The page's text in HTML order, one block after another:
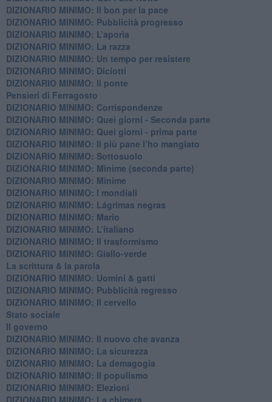
DIZIONARIO MINIMO: ​Il bon per la pace
DIZIONARIO MINIMO: Pubblicità progresso
DIZIONARIO MINIMO: L’aporìa
DIZIONARIO MINIMO: La razza
DIZIONARIO MINIMO: Un tempo per resistere
DIZIONARIO MINIMO: Diciotti
DIZIONARIO MINIMO: Il ponte
Pensieri di Ferragosto
DIZIONARIO MINIMO: Corrispondenze
DIZIONARIO MINIMO: Quei giorni - Seconda parte
DIZIONARIO MINIMO: Quei giorni - prima parte
DIZIONARIO MINIMO: Il più pane l’ho mangiato
DIZIONARIO MINIMO: Sottosuolo
DIZIONARIO MINIMO: Minime (seconda parte)
DIZIONARIO MINIMO: Minime
DIZIONARIO MINIMO: ​I mondiali
DIZIONARIO MINIMO: ​Lágrimas negras
DIZIONARIO MINIMO: Mario
DIZIONARIO MINIMO: L’italiano
DIZIONARIO MINIMO: Il trasformismo
DIZIONARIO MINIMO: Giallo-verde
La scrittura & la parola
​DIZIONARIO MINIMO: Uomini & gatti
DIZIONARIO MINIMO: ​Pubblicità regresso
DIZIONARIO MINIMO: Il cervello
Stato sociale
Il governo
DIZIONARIO MINIMO: Il nuovo che avanza
DIZIONARIO MINIMO: La sicurezza
DIZIONARIO MINIMO: La demagogia
DIZIONARIO MINIMO: Il populismo
DIZIONARIO MINIMO: Elezioni
DIZIONARIO MINIMO: La chimera